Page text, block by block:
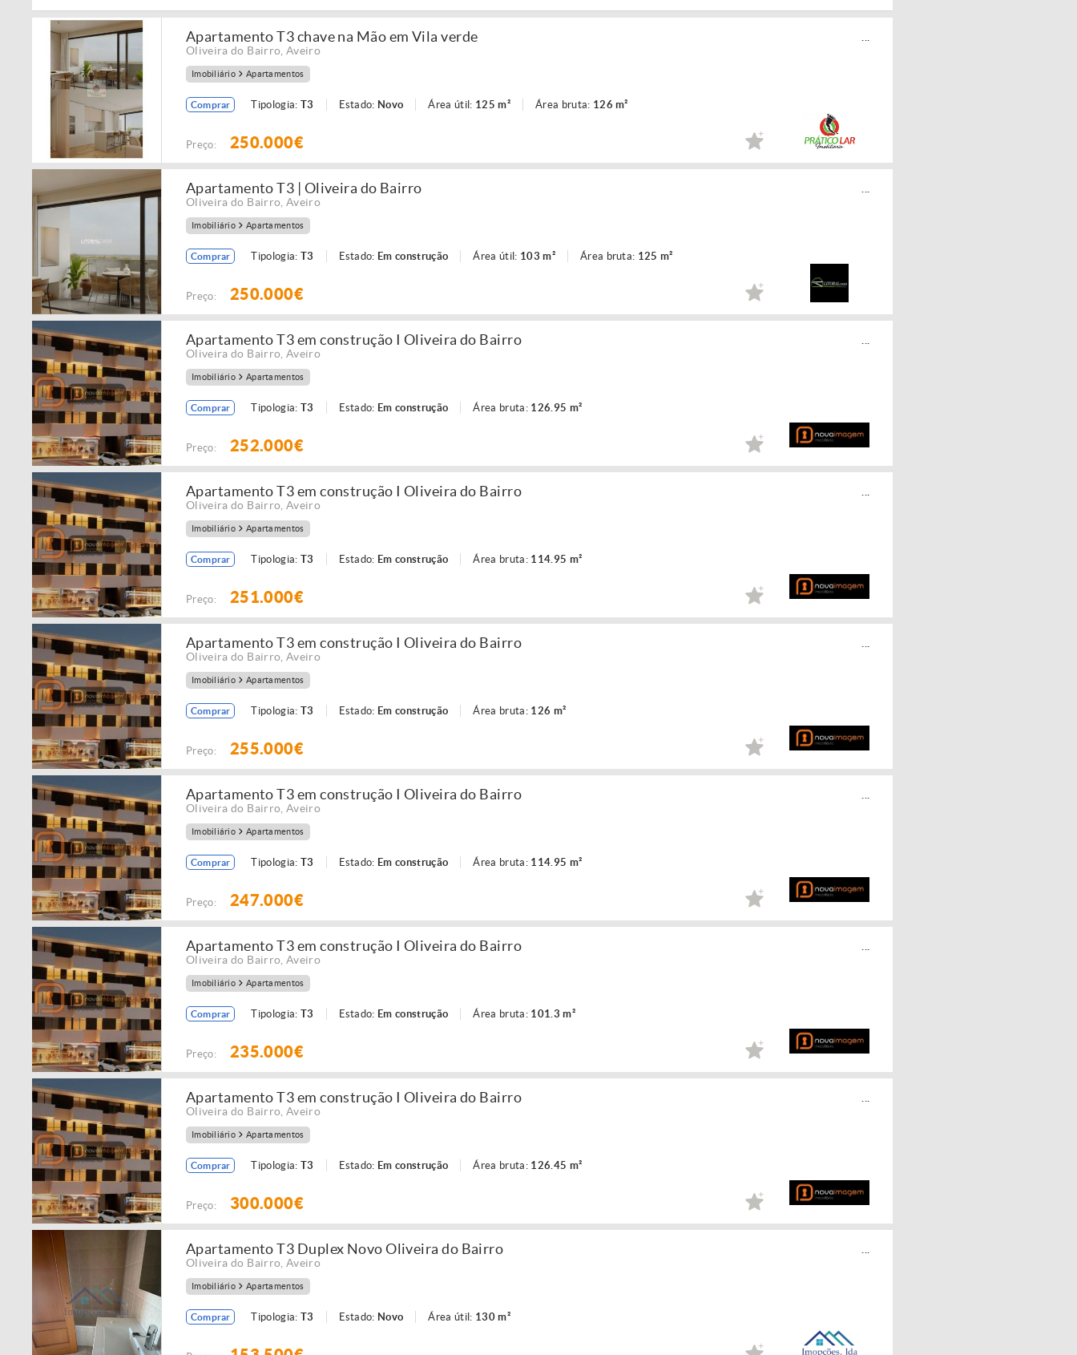
Apartamento T3 chave na Mão em Vila verde
Oliveira do Bairro ,Aveiro
Imobiliário Apartamentos
Comprar Tipologia: T3 Estado: Novo Área útil: 125 m² Área bruta: 126 m²
Preço: 250.000€
Apartamento T3 | Oliveira do Bairro
Oliveira do Bairro ,Aveiro
Imobiliário Apartamentos
Comprar Tipologia: T3 Estado: Em construção Área útil: 103 m² Área bruta: 125 m²
Preço: 250.000€
Apartamento T3 em construção I Oliveira do Bairro
Oliveira do Bairro ,Aveiro
Imobiliário Apartamentos
Comprar Tipologia: T3 Estado: Em construção Área bruta: 126.95 m²
Preço: 252.000€
Apartamento T3 em construção I Oliveira do Bairro
Oliveira do Bairro ,Aveiro
Imobiliário Apartamentos
Comprar Tipologia: T3 Estado: Em construção Área bruta: 114.95 m²
Preço: 251.000€
Apartamento T3 em construção I Oliveira do Bairro
Oliveira do Bairro ,Aveiro
Imobiliário Apartamentos
Comprar Tipologia: T3 Estado: Em construção Área bruta: 126 m²
Preço: 255.000€
Apartamento T3 em construção I Oliveira do Bairro
Oliveira do Bairro ,Aveiro
Imobiliário Apartamentos
Comprar Tipologia: T3 Estado: Em construção Área bruta: 114.95 m²
Preço: 247.000€
Apartamento T3 em construção I Oliveira do Bairro
Oliveira do Bairro ,Aveiro
Imobiliário Apartamentos
Comprar Tipologia: T3 Estado: Em construção Área bruta: 101.3 m²
Preço: 235.000€
Apartamento T3 em construção I Oliveira do Bairro
Oliveira do Bairro ,Aveiro
Imobiliário Apartamentos
Comprar Tipologia: T3 Estado: Em construção Área bruta: 126.45 m²
Preço: 300.000€
Apartamento T3 Duplex Novo Oliveira do Bairro
Oliveira do Bairro ,Aveiro
Imobiliário Apartamentos
Comprar Tipologia: T3 Estado: Novo Área útil: 130 m²